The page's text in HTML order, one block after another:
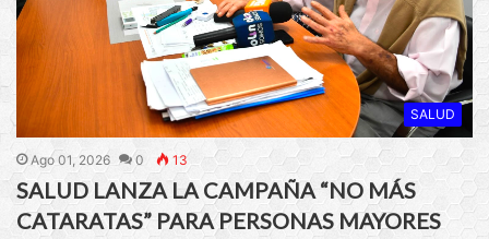
SALUD
Ago 01, 2026 0 13
SALUD LANZA LA CAMPAÑA “NO MÁS
CATARATAS” PARA PERSONAS MAYORES